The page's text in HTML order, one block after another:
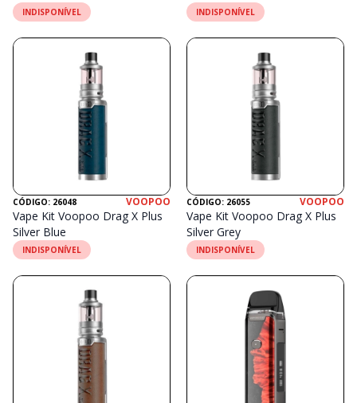
INDISPONÍVEL INDISPONÍVEL
CÓDIGO: 26048 VOOPOO
Vape Kit Voopoo Drag X Plus
Silver Blue
INDISPONÍVEL
CÓDIGO: 26055 VOOPOO
Vape Kit Voopoo Drag X Plus
Silver Grey
INDISPONÍVEL